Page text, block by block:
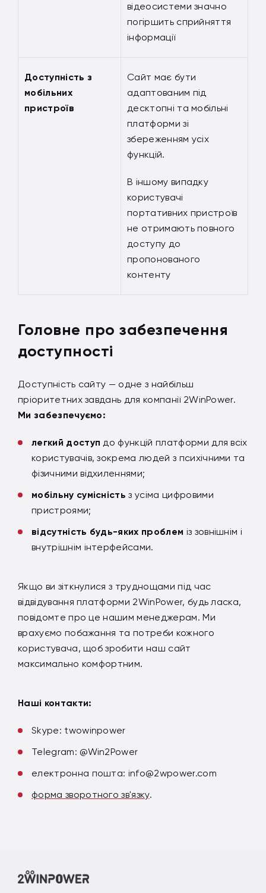
відеосистеми значно
погіршить сприйняття
інформації
Доступність з
мобільних
пристроїв
Сайт має бути
адаптованим під
десктопні та мобільні
платформи зі
збереженням усіх
функцій.
В іншому випадку
користувачі
портативних пристроїв
не отримають повного
доступу до
пропонованого
контенту
Головне про забезпечення
доступності
Доступність сайту — одне з найбільш
пріоритетних завдань для компанії 2WinPower.
Ми забезпечуємо:
легкий доступ до функцій платформи для всіх
користувачів, зокрема людей з психічними та
фізичними відхиленнями;
мобільну сумісність з усіма цифровими
пристроями;
відсутність будь-яких проблем із зовнішнім і
внутрішнім інтерфейсами.
Якщо ви зіткнулися з труднощами під час
відвідування платформи 2WinPower, будь ласка,
повідомте про це нашим менеджерам. Ми
врахуємо побажання та потреби кожного
користувача, щоб зробити наш сайт
максимально комфортним.
Наші контакти:
Skype: twowinpower
Telegram: @Win2Power
електронна пошта: info@2wpower.com
форма зворотного зв'язку.